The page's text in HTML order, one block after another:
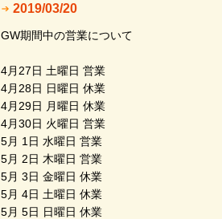
2019/03/20
GW期間中の営業について
4月27日 土曜日 営業
4月28日 日曜日 休業
4月29日 月曜日 休業
4月30日 火曜日 営業
5月 1日 水曜日 営業
5月 2日 木曜日 営業
5月 3日 金曜日 休業
5月 4日 土曜日 休業
5月 5日 日曜日 休業